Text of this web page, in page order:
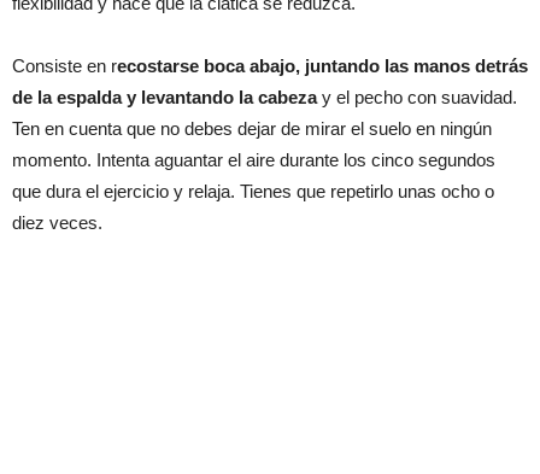
Consiste en recostarse boca abajo, juntando las manos detrás
de la espalda y levantando la cabezay el pecho con suavidad.
Ten en cuenta que no debes dejar de mirar el suelo en ningún
momento. Intenta aguantar el aire durante los cinco segundos
que dura el ejercicio y relaja. Tienes que repetirlo unas ocho o
diez veces.